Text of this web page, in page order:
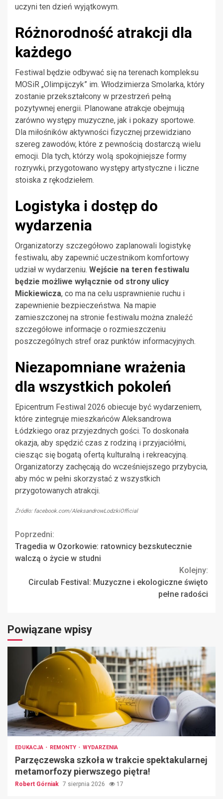
uczyni ten dzień wyjątkowym.
Różnorodność atrakcji dla
każdego
Festiwal będzie odbywać się na terenach kompleksu
MOSiR „Olimpijczyk” im. Włodzimierza Smolarka, który
zostanie przekształcony w przestrzeń pełną
pozytywnej energii. Planowane atrakcje obejmują
zarówno występy muzyczne, jak i pokazy sportowe.
Dla miłośników aktywności fizycznej przewidziano
szereg zawodów, które z pewnością dostarczą wielu
emocji. Dla tych, którzy wolą spokojniejsze formy
rozrywki, przygotowano występy artystyczne i liczne
stoiska z rękodziełem.
Logistyka i dostęp do
wydarzenia
Organizatorzy szczegółowo zaplanowali logistykę
festiwalu, aby zapewnić uczestnikom komfortowy
udział w wydarzeniu. Wejście na teren festiwalu
będzie możliwe wyłącznie od strony ulicy
Mickiewicza, co ma na celu usprawnienie ruchu i
zapewnienie bezpieczeństwa. Na mapie
zamieszczonej na stronie festiwalu można znaleźć
szczegółowe informacje o rozmieszczeniu
poszczególnych stref oraz punktów informacyjnych.
Niezapomniane wrażenia
dla wszystkich pokoleń
Epicentrum Festiwal 2026 obiecuje być wydarzeniem,
które zintegruje mieszkańców Aleksandrowa
Łódzkiego oraz przyjezdnych gości. To doskonała
okazja, aby spędzić czas z rodziną i przyjaciółmi,
ciesząc się bogatą ofertą kulturalną i rekreacyjną.
Organizatorzy zachęcają do wcześniejszego przybycia,
aby móc w pełni skorzystać z wszystkich
przygotowanych atrakcji.
Źródło: facebook.com/AleksandrowLodzkiOfficial
Continue
Reading
Poprzedni:
Tragedia w Ozorkowie: ratownicy bezskutecznie
walczą o życie w studni
Kolejny:
Circulab Festival: Muzyczne i ekologiczne święto
pełne radości
Powiązane wpisy
EDUKACJA REMONTY WYDARZENIA
Parzęczewska szkoła w trakcie spektakularnej
metamorfozy pierwszego piętra!
Robert Górniak 7 sierpnia 2026 17